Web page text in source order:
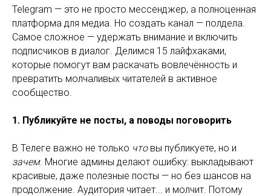
Telegram — это не просто мессенджер, а полноценная
платформа для медиа. Но создать канал — полдела.
Самое сложное — удержать внимание и включить
подписчиков в диалог. Делимся 15 лайфхаками,
которые помогут вам раскачать вовлечённость и
превратить молчаливых читателей в активное
сообщество.
1. Публикуйте не посты, а поводы поговорить
В Телеге важно не только чтовы публикуете, но и
зачем. Многие админы делают ошибку: выкладывают
красивые, даже полезные посты — но без шансов на
продолжение. Аудитория читает... и молчит. Потому